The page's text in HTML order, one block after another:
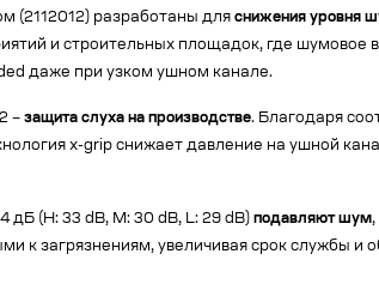
(2112012) разработаны для снижения уровня
и строительных площадок, где
даже при узком ушном канале.
– защита слуха на производстве. Благодаря
x-grip снижает давление на ушной
(H: 33 dB, M: 30 dB, L: 29 dB) подавляют шум,
к загрязнениям, увеличивая срок службы и